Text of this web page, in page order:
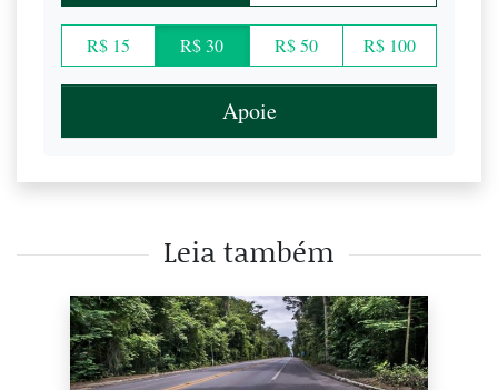
R$ 15 R$ 30 R$ 50 R$ 100
Apoie
Leia também